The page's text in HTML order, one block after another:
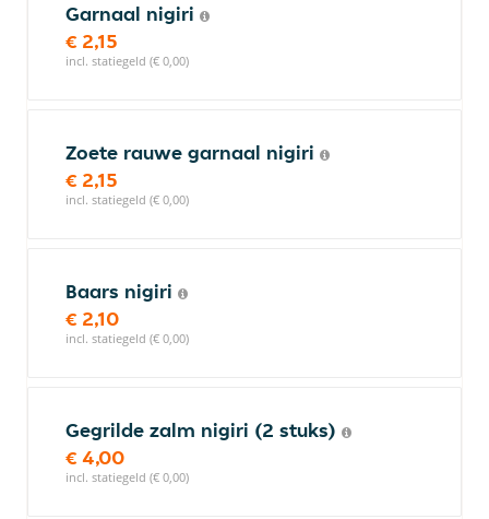
Garnaal nigiri
€ 2,15
incl. statiegeld (€ 0,00)
Zoete rauwe garnaal nigiri
€ 2,15
incl. statiegeld (€ 0,00)
Baars nigiri
€ 2,10
incl. statiegeld (€ 0,00)
Gegrilde zalm nigiri (2 stuks)
€ 4,00
incl. statiegeld (€ 0,00)